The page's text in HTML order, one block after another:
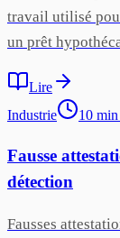
travail utilisé
un prêt
Lire
Industrie
10 min
Fausse
détection
Fausses